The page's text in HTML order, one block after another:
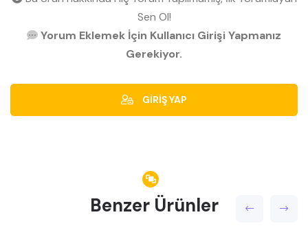
Sen Ol!
Yorum Eklemek İçin Kullanıcı Girişi Yapmanız
Gerekiyor.
GİRİŞ YAP
Benzer Ürünler